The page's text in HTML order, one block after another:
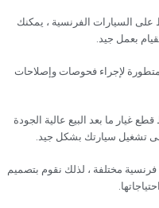
على السيارات الفرنسية ، يمكنك
بعمل جيد.‏
لإجراء فحوصات وإصلاحات
غيار ما بعد البيع عالية الجودة
تشغيل سيارتك بشكل جيد.‏
مختلفة ، لذلك نقوم بتصميم